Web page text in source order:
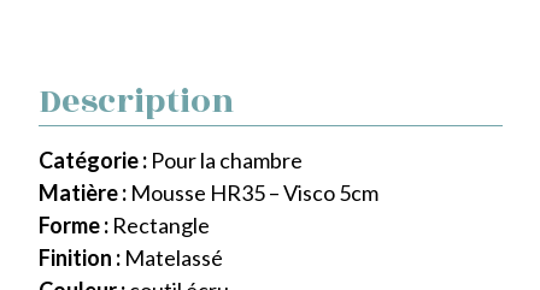
Description
Catégorie : Pour la chambre
Matière : Mousse HR35 – Visco 5cm
Forme : Rectangle
Finition : Matelassé